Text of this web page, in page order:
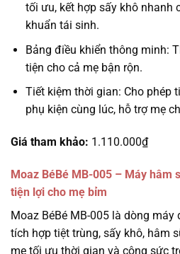
tối ưu, kết hợp sấy khô nhanh
khuẩn tái sinh.
Bảng điều khiển thông minh:
tiện cho cả mẹ bận rộn.
Tiết kiệm thời gian: Cho phép
phụ kiện cùng lúc, hỗ trợ mẹ
Giá tham khảo: 1.110.000₫
Moaz BéBé MB-005 – Máy hâm
tiện lợi cho mẹ bỉm
Moaz BéBé MB-005 là dòng
tích hợp tiệt trùng, sấy khô, hâm
mẹ tối ưu thời gian và công sức